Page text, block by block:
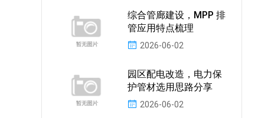
综合管廊建设，MPP 排
管应用特点梳理
2026-06-02
园区配电改造，电力保
护管材选用思路分享
2026-06-02